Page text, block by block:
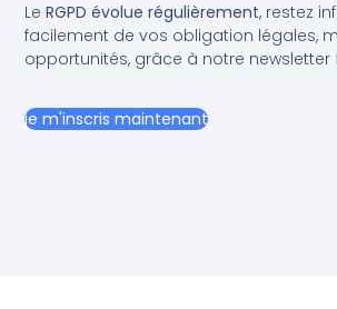
Le RGPD évolue régulièrement, restez
facilement de vos obligation légales,
opportunités, grâce à notre newsletter
je m'inscris maintenant